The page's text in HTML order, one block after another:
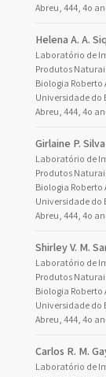
Abreu, 444, 4o
Helena A. A.
Laboratório de
Produtos
Biologia
Universidade do
Abreu, 444, 4o
Girlaine P. Silva
Laboratório de
Produtos
Biologia
Universidade do
Abreu, 444, 4o
Shirley V. M.
Laboratório de
Produtos
Biologia
Universidade do
Abreu, 444, 4o
Carlos R. M.
Laboratório de